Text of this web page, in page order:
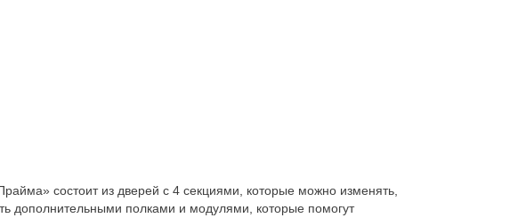
состоит из дверей с 4 секциями, которые можно изменять,
дополнительными полками и модулями, которые помогут